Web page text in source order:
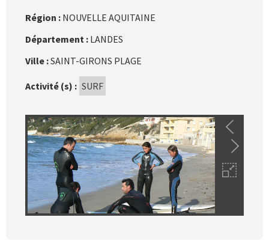
Région : NOUVELLE AQUITAINE
Département : LANDES
Ville :SAINT-GIRONS PLAGE
Activité (s) : SURF